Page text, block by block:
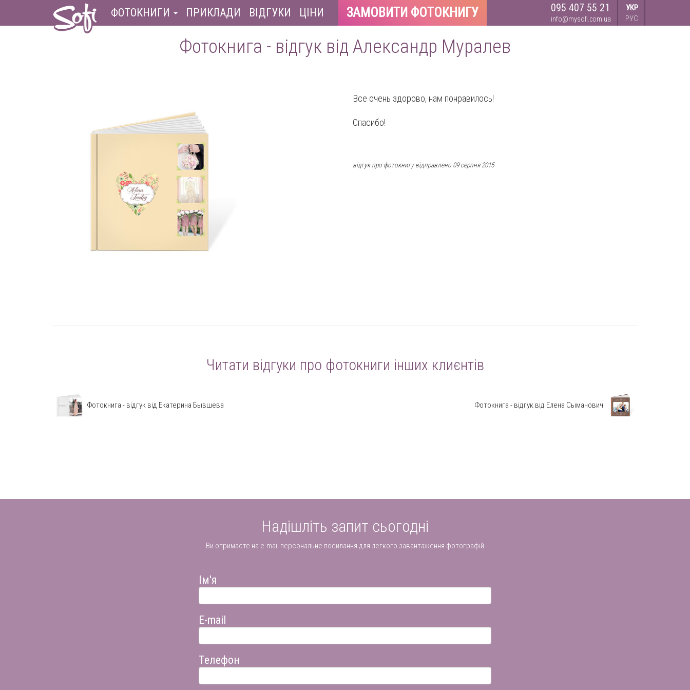
ФОТОКНИГИ ПРИКЛАДИ ВІДГУКИ ЦІНИ ЗАМОВИТИ ФОТОКНИГУ
УКР
РУС
095 407 55 21
info@mysofi.com.ua
Фотокнига - відгук від Александр Муралев
Все очень здорово, нам понравилось!
Спасибо!
відгук про фотокнигу відправлено 09 серпня 2015
Читати відгуки про фотокниги інших клиєнтів
Фотокнига - відгук від Екатерина Бывшева Фотокнига - відгук від Елена Сыманович
Надішліть запит сьогодні
Ви отримаєте на e-mail персональне посилання для легкого завантаження фотографій
Ім'я
E-mail
Телефон